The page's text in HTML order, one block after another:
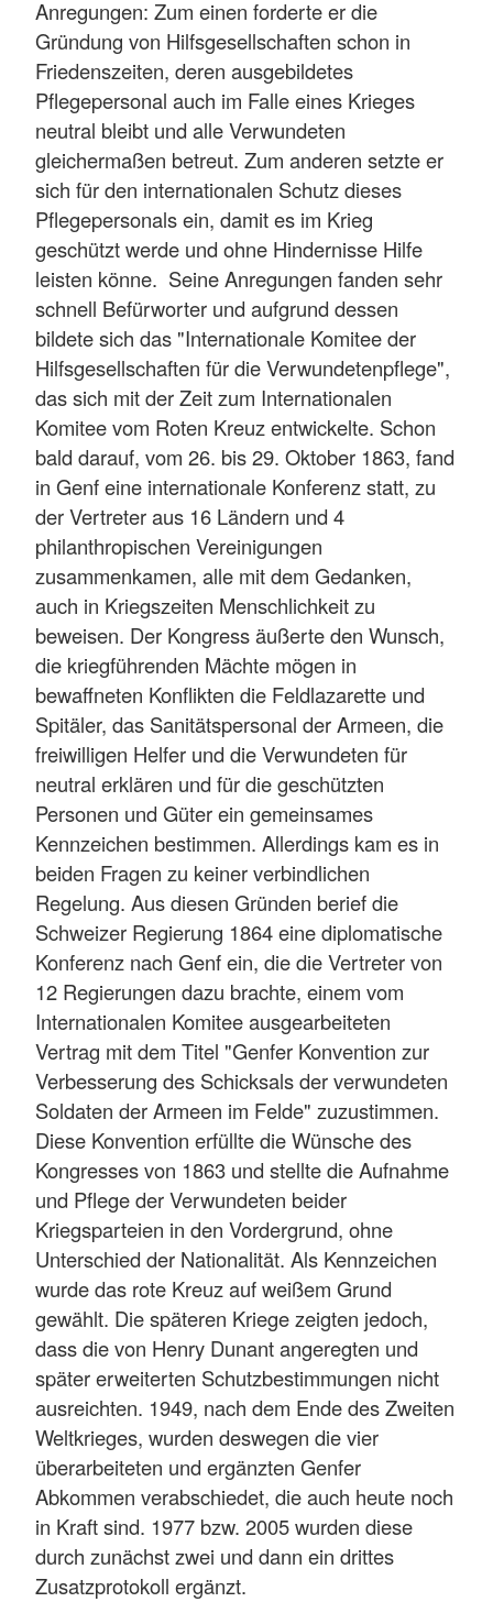
Anregungen: Zum einen forderte er die
Gründung von Hilfsgesellschaften schon in
Friedenszeiten, deren ausgebildetes
Pflegepersonal auch im Falle eines Krieges
neutral bleibt und alle Verwundeten
gleichermaßen betreut. Zum anderen setzte er
sich für den internationalen Schutz dieses
Pflegepersonals ein, damit es im Krieg
geschützt werde und ohne Hindernisse Hilfe
leisten könne. Seine Anregungen fanden sehr
schnell Befürworter und aufgrund dessen
bildete sich das "Internationale Komitee der
Hilfsgesellschaften für die Verwundetenpflege",
das sich mit der Zeit zum Internationalen
Komitee vom Roten Kreuz entwickelte. Schon
bald darauf, vom 26. bis 29. Oktober 1863, fand
in Genf eine internationale Konferenz statt, zu
der Vertreter aus 16 Ländern und 4
philanthropischen Vereinigungen
zusammenkamen, alle mit dem Gedanken,
auch in Kriegszeiten Menschlichkeit zu
beweisen. Der Kongress äußerte den Wunsch,
die kriegführenden Mächte mögen in
bewaffneten Konflikten die Feldlazarette und
Spitäler, das Sanitätspersonal der Armeen, die
freiwilligen Helfer und die Verwundeten für
neutral erklären und für die geschützten
Personen und Güter ein gemeinsames
Kennzeichen bestimmen. Allerdings kam es in
beiden Fragen zu keiner verbindlichen
Regelung. Aus diesen Gründen berief die
Schweizer Regierung 1864 eine diplomatische
Konferenz nach Genf ein, die die Vertreter von
12 Regierungen dazu brachte, einem vom
Internationalen Komitee ausgearbeiteten
Vertrag mit dem Titel "Genfer Konvention zur
Verbesserung des Schicksals der verwundeten
Soldaten der Armeen im Felde" zuzustimmen.
Diese Konvention erfüllte die Wünsche des
Kongresses von 1863 und stellte die Aufnahme
und Pflege der Verwundeten beider
Kriegsparteien in den Vordergrund, ohne
Unterschied der Nationalität. Als Kennzeichen
wurde das rote Kreuz auf weißem Grund
gewählt. Die späteren Kriege zeigten jedoch,
dass die von Henry Dunant angeregten und
später erweiterten Schutzbestimmungen nicht
ausreichten. 1949, nach dem Ende des Zweiten
Weltkrieges, wurden deswegen die vier
überarbeiteten und ergänzten Genfer
Abkommen verabschiedet, die auch heute noch
in Kraft sind. 1977 bzw. 2005 wurden diese
durch zunächst zwei und dann ein drittes
Zusatzprotokoll ergänzt.